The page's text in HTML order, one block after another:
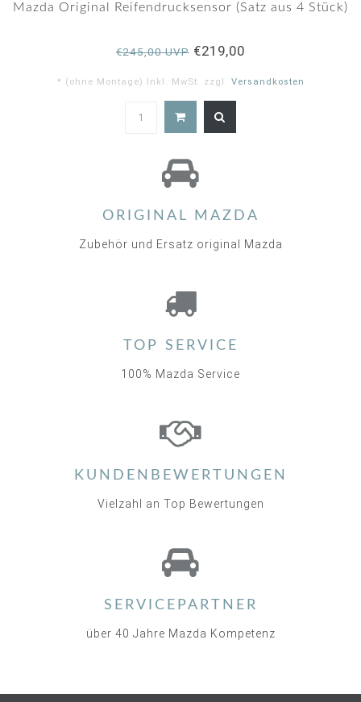
Mazda Original Reifendrucksensor (Satz aus 4 Stück)
€245,00 UVP €219,00
* (ohne Montage) Inkl. MwSt. zzgl. Versandkosten
ORIGINAL MAZDA
Zubehör und Ersatz original Mazda
TOP SERVICE
100% Mazda Service
KUNDENBEWERTUNGEN
Vielzahl an Top Bewertungen
SERVICEPARTNER
über 40 Jahre Mazda Kompetenz